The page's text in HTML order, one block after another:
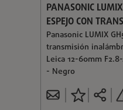
PANASONIC
ESPEJO CON
Panasonic LUMIX
transmisión
Leica 12-60mm
- Negro